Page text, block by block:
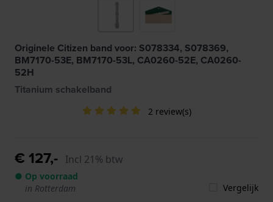
Originele Citizen band voor: S078334, S078369,
BM7170-53E, BM7170-53L, CA0260-52E, CA0260-
52H
Titanium schakelband
2 review(s)
€ 127,- Incl 21% btw
● Op voorraad
in Rotterdam
Vergelijk